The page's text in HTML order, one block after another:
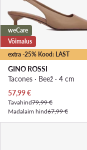
extra -25% Kood: LAST
weCare
Võimalus
GINO ROSSI
Tacones · Beež · 4 cm
Praegune hind
57,99€
Tavahind79,99 €
Madalaim hind67,99 €